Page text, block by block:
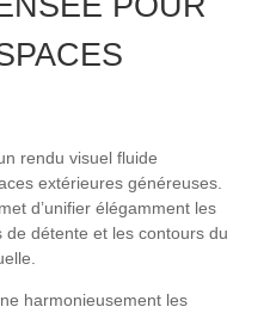
rendu visuel fluide
extérieures généreuses.
d’unifier élégamment les
détente et les contours du
harmonieusement les